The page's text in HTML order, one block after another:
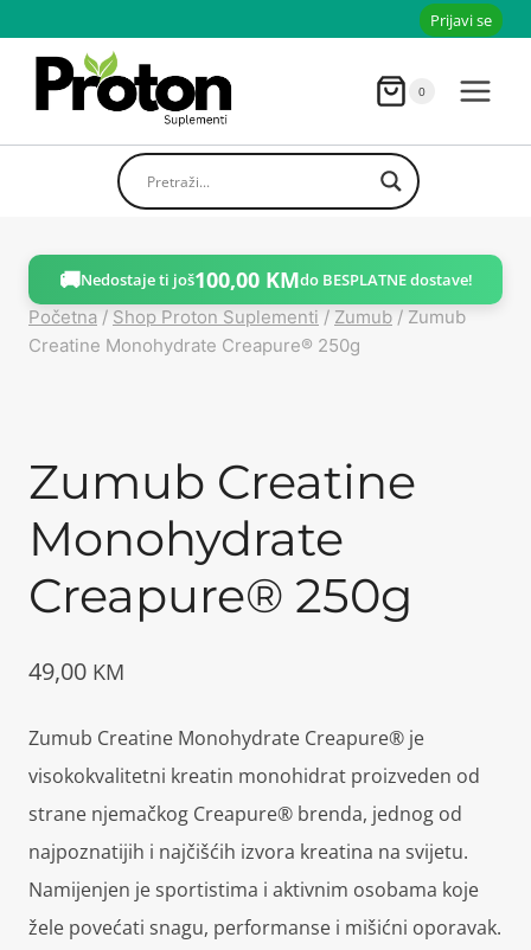
sadržaja
Prijavi se
0
🚚Nedostaje ti još100,00 KMdo BESPLATNE dostave!
Početna / Shop Proton Suplementi / Zumub / Zumub
Creatine Monohydrate Creapure® 250g
Zumub Creatine
Monohydrate
Creapure® 250g
49,00 KM
Zumub Creatine Monohydrate Creapure® je
visokokvalitetni kreatin monohidrat proizveden od
strane njemačkog Creapure® brenda, jednog od
najpoznatijih i najčišćih izvora kreatina na svijetu.
Namijenjen je sportistima i aktivnim osobama koje
žele povećati snagu, performanse i mišićni oporavak.